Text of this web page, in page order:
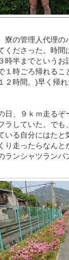
の管理人代理の
くださった。時
時半までという
１時ごろ帰れるこ
２時間。)早く帰
、９ｋｍ走るぞ
ラしていた。で
いる自分にはたと
走ったらなんと
ランシャツラン